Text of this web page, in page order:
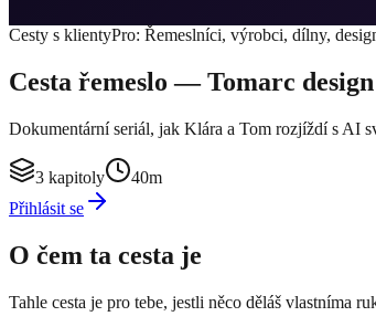
Cesty s klientyPro: Řemeslníci, výrobci, dílny,
Cesta řemeslo — Tomarc design
Dokumentární seriál, jak Klára a Tom rozjíždí s AI
3 kapitoly
40m
Přihlásit se
O čem ta cesta je
Tahle cesta je pro tebe, jestli něco děláš vlastníma